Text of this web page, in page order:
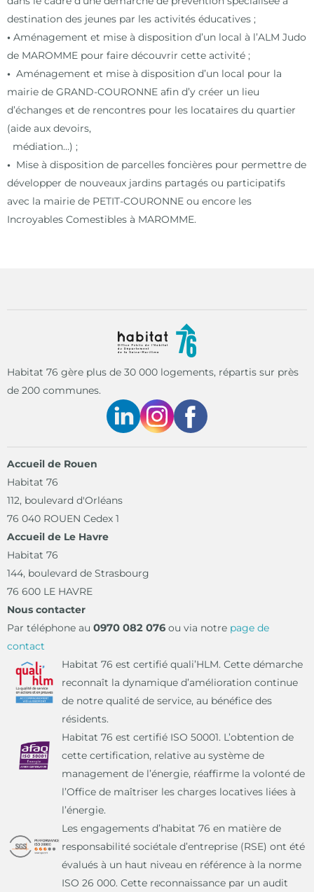
destination des jeunes par les activités éducatives ;
• Aménagement et mise à disposition d’un local à l’ALM Judo
de MAROMME pour faire découvrir cette activité ;
• Aménagement et mise à disposition d’un local pour la
mairie de GRAND-COURONNE afin d’y créer un lieu
d’échanges et de rencontres pour les locataires du quartier
(aide aux devoirs,
médiation…) ;
• Mise à disposition de parcelles foncières pour permettre de
développer de nouveaux jardins partagés ou participatifs
avec la mairie de PETIT-COURONNE ou encore les
Incroyables Comestibles à MAROMME.
Habitat 76 gère plus de 30 000 logements, répartis sur près
de 200 communes.
LinkedinInstagram
Accueil de Rouen
Habitat 76
112, boulevard d'Orléans
76 040 ROUEN Cedex 1
Accueil de Le Havre
Habitat 76
144, boulevard de Strasbourg
76 600 LE HAVRE
Nous contacter
Par téléphone au 0970 082 076ou via notre page de
contact
Habitat 76 est certifié quali’HLM. Cette démarche
reconnaît la dynamique d’amélioration continue
de notre qualité de service, au bénéfice des
résidents.
Habitat 76 est certifié ISO 50001. L’obtention de
cette certification, relative au système de
management de l’énergie, réaffirme la volonté de
l’Office de maîtriser les charges locatives liées à
l’énergie.
Les engagements d’habitat 76 en matière de
responsabilité sociétale d’entreprise (RSE) ont été
évalués à un haut niveau en référence à la norme
ISO 26 000. Cette reconnaissance par un audit